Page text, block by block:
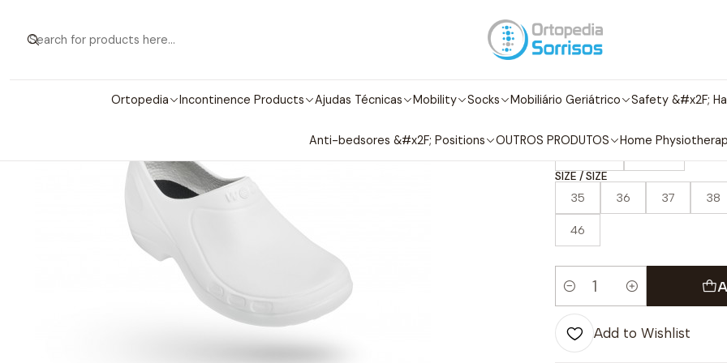
Ortopedia Incontinence Products Ajudas Técnicas Mobility Socks Mobiliário Geriátrico Safety &#x2F;
Anti-bedsores &#x2F; Positions OUTROS PRODUTOS Home
Professional Footwear
Soca
COLOR / COLOR
SIZE / SIZE
35 36 37 38
46
Quantity
Add to Wishlist